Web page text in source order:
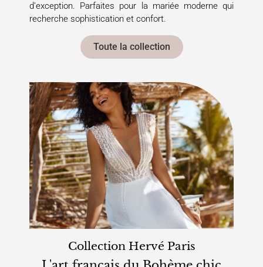
d’exception. Parfaites pour la mariée moderne qui
recherche sophistication et confort.
Toute la collection
Collection Hervé Paris